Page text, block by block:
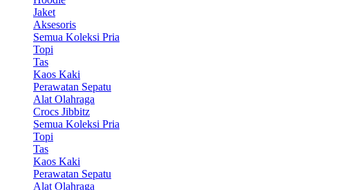
Jaket
Aksesoris
Semua Koleksi Pria
Topi
Tas
Kaos Kaki
Perawatan Sepatu
Alat Olahraga
Crocs Jibbitz
Semua Koleksi Pria
Topi
Tas
Kaos Kaki
Perawatan Sepatu
Alat Olahraga